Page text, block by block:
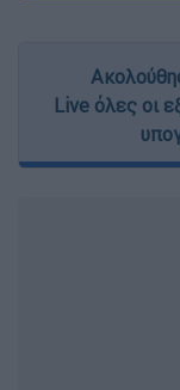
Live όλες οι